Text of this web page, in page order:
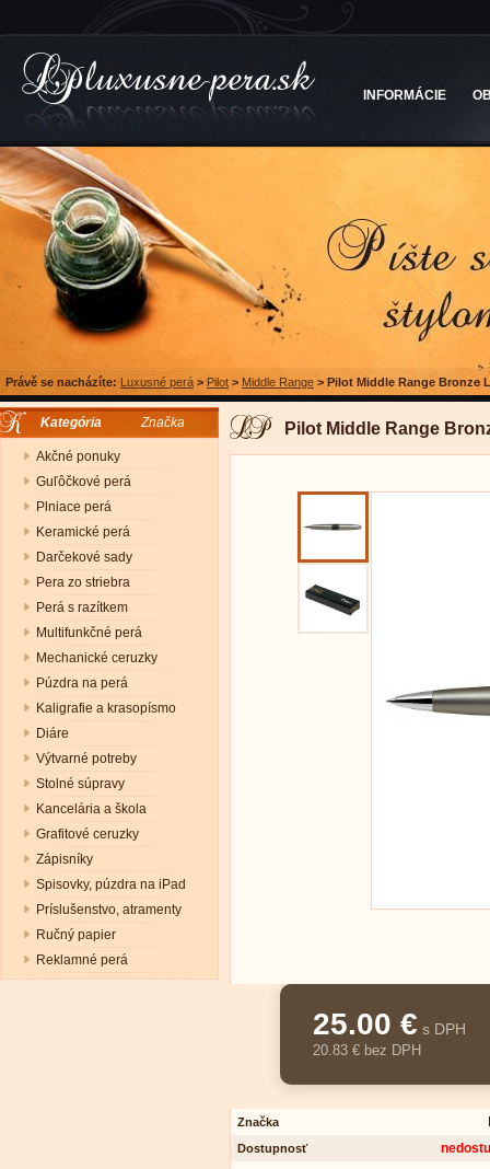
INFORMÁCIE
Právě se nacházíte: Luxusné perá > Pilot > Middle Range > Pilot Middle Range Bronze
Kategória Značka
Akčné ponuky
Guľôčkové perá
Plniace perá
Keramické perá
Darčekové sady
Pera zo striebra
Perá s razítkem
Multifunkčné perá
Mechanické ceruzky
Púzdra na perá
Kaligrafie a krasopísmo
Diáre
Výtvarné potreby
Stolné súpravy
Kancelária a škola
Grafitové ceruzky
Zápisníky
Spisovky, púzdra na iPad
Príslušenstvo, atramenty
Ručný papier
Reklamné perá
Pilot Middle Range
25.00 € s DPH
20.83 € bez DPH
Značka
Dostupnosť